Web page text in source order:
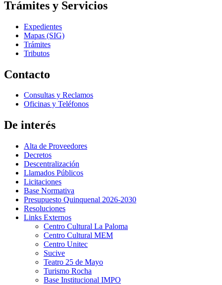
Trámites y Servicios
Expedientes
Mapas (SIG)
Trámites
Tributos
Contacto
Consultas y Reclamos
Oficinas y Teléfonos
De interés
Alta de Proveedores
Decretos
Descentralización
Llamados Públicos
Licitaciones
Base Normativa
Presupuesto Quinquenal 2026-2030
Resoluciones
Links Externos
Centro Cultural La Paloma
Centro Cultural MEM
Centro Unitec
Sucive
Teatro 25 de Mayo
Turismo Rocha
Base Institucional IMPO